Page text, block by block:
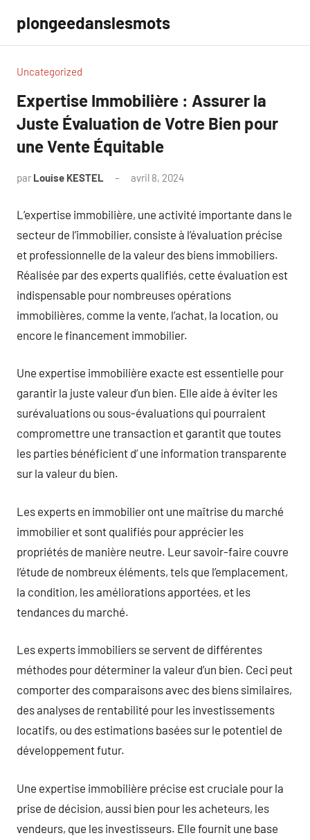
contenu
plongeedanslesmots
Uncategorized
Expertise Immobilière : Assurer la
Juste Évaluation de Votre Bien pour
une Vente Équitable
par Louise KESTEL avril 8, 2024
L’expertise immobilière, une activité importante dans le
secteur de l’immobilier, consiste à l’évaluation précise
et professionnelle de la valeur des biens immobiliers.
Réalisée par des experts qualifiés, cette évaluation est
indispensable pour nombreuses opérations
immobilières, comme la vente, l’achat, la location, ou
encore le financement immobilier.
Une expertise immobilière exacte est essentielle pour
garantir la juste valeur d’un bien. Elle aide à éviter les
surévaluations ou sous-évaluations qui pourraient
compromettre une transaction et garantit que toutes
les parties bénéficient d’ une information transparente
sur la valeur du bien.
Les experts en immobilier ont une maîtrise du marché
immobilier et sont qualifiés pour apprécier les
propriétés de manière neutre. Leur savoir-faire couvre
l’étude de nombreux éléments, tels que l’emplacement,
la condition, les améliorations apportées, et les
tendances du marché.
Les experts immobiliers se servent de différentes
méthodes pour déterminer la valeur d’un bien. Ceci peut
comporter des comparaisons avec des biens similaires,
des analyses de rentabilité pour les investissements
locatifs, ou des estimations basées sur le potentiel de
développement futur.
Une expertise immobilière précise est cruciale pour la
prise de décision, aussi bien pour les acheteurs, les
vendeurs, que les investisseurs. Elle fournit une base